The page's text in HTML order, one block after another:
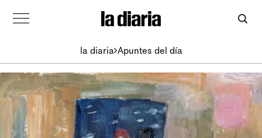
la diaria Apuntes del día